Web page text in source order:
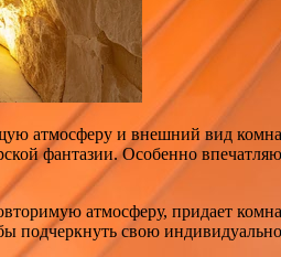
атмосферу и внешний вид
фантазии. Особенно
атмосферу, придает
подчеркнуть свою